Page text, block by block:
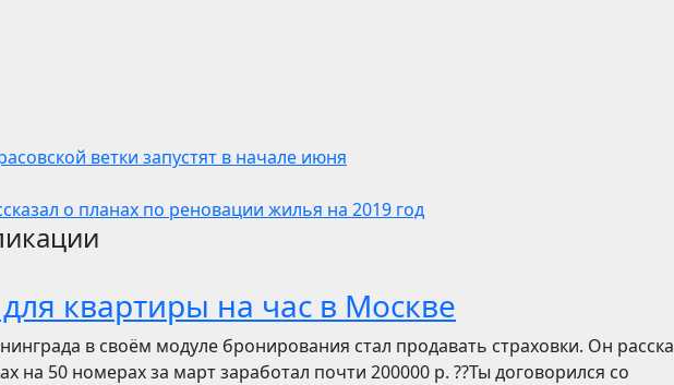
ветки запустят в начале июня
о планах по реновации жилья на 2019 год
квартиры на час в Москве
в своём модуле бронирования стал продавать страховки. Он
на 50 номерах за март заработал почти 200000 р. ??Ты договорился со